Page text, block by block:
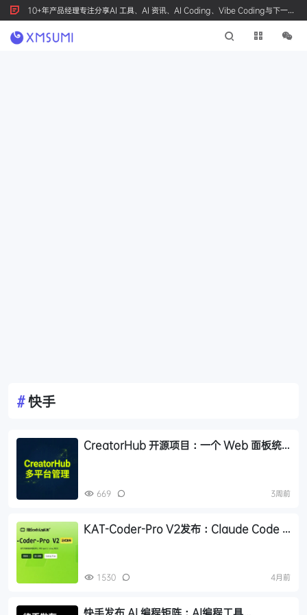
10+年产品经理专注分享AI 工具、AI 资讯、AI Coding、Vibe Coding与下一代
产品创新，按 Ctrl+D 收藏我们
#快手
CreatorHub 开源项目：一个 Web 面板统
669 3周前
KAT-Coder-Pro V2发布：Claude Code +
1530 4月前
快手发布 AI 编程矩阵：AI编程工具